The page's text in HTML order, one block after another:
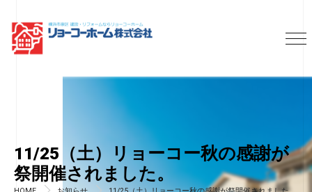
11/25（土）リョーコー秋の感謝が
祭開催されました。